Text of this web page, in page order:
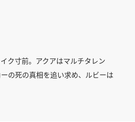
ク寸前。アクアはマルチタレン
の死の真相を追い求め、ルビーは